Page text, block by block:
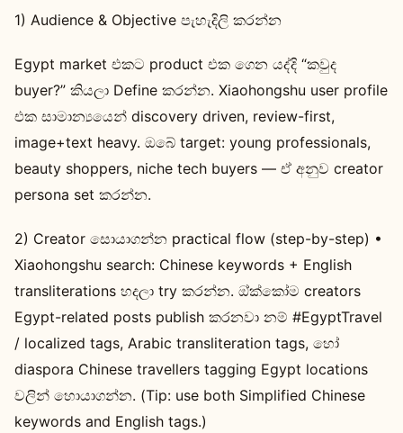
1) Audience & Objective පැහැදිලි කරන්න
Egypt market එකට product එක ගෙන යද්දි “කවුද
buyer?” කියලා Define කරන්න. Xiaohongshu user profile
එක සාමාන්‍යයෙන් discovery driven, review-first,
image+text heavy. ඔබේ target: young professionals,
beauty shoppers, niche tech buyers — ඒ අනුව creator
persona set කරන්න.
2) Creator සොයාගන්න practical flow (step-by-step) •
Xiaohongshu search: Chinese keywords + English
transliterations හදලා try කරන්න. ඔ්ක්කෝම creators
Egypt-related posts publish කරනවා නම් #EgyptTravel
/ localized tags, Arabic transliteration tags, හෝ
diaspora Chinese travellers tagging Egypt locations
වලින් හොයාගන්න. (Tip: use both Simplified Chinese
keywords and English tags.)